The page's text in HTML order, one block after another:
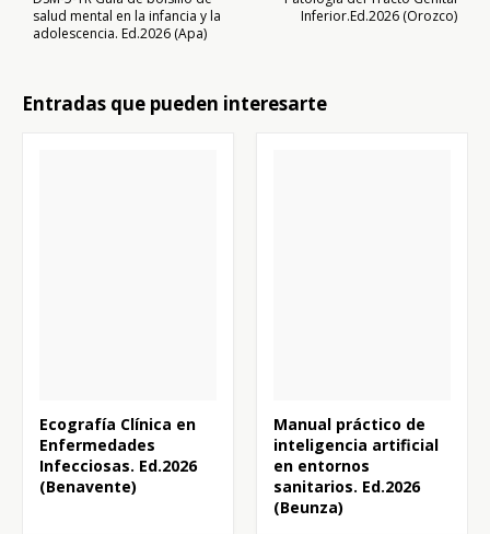
Inferior.Ed.2026 (Orozco)
salud mental en la infancia y la
adolescencia. Ed.2026 (Apa)
Entradas que pueden interesarte
Ecografía Clínica en
Enfermedades
Infecciosas. Ed.2026
(Benavente)
Manual práctico de
inteligencia artificial
en entornos
sanitarios. Ed.2026
(Beunza)